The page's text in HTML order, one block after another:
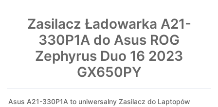
Zasilacz Ładowarka A21-
330P1A do Asus ROG
Zephyrus Duo 16 2023
GX650PY
Asus A21-330P1A to uniwersalny Zasilacz do Laptopów